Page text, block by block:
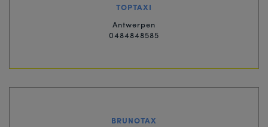
TOPTAXI
Antwerpen
0484848585
BRUNOTAX